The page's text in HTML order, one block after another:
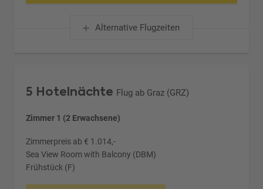
Alternative Flugzeiten
5 Hotelnächte Flug ab Graz (GRZ)
Zimmer 1 (2 Erwachsene)
Zimmerpreis ab € 1.014,-
Sea View Room with Balcony (DBM)
Frühstück (F)